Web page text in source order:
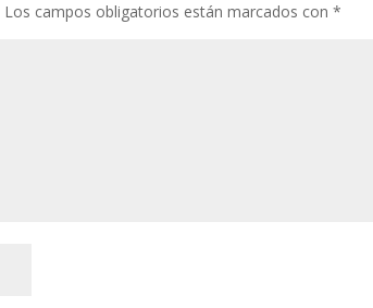
Los campos obligatorios están marcados con*